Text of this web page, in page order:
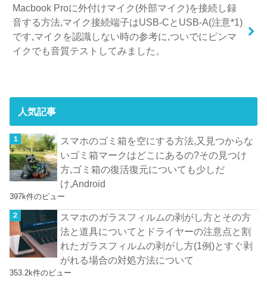
Macbook Proに外付けマイク(外部マイク)を接続し録
音する方法,マイク接続端子はUSB-CとUSB-A(注意*1)
です,マイクを認識しない時の参考に,ついでにピンマ
イクでも音質テストしてみました。
人気記事
スマホのゴミ箱を空にする方法,又見つからな
いゴミ箱マークはどこにあるの?その見つけ
方,ゴミ箱の復活復元についても少しだ
け,Android
397k件のビュー
スマホのガラスフィルムの剥がし方とその方
法と道具についてとドライヤーの注意点と割
れたガラスフィルムの剥がし方(1例)とすぐ剥
がれる場合の対処方法について
353.2k件のビュー